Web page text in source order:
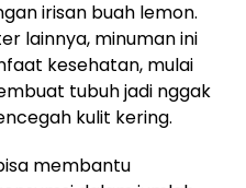
irisan buah lemon.
lainnya, minuman ini
kesehatan, mulai
tubuh jadi nggak
kulit kering.
membantu